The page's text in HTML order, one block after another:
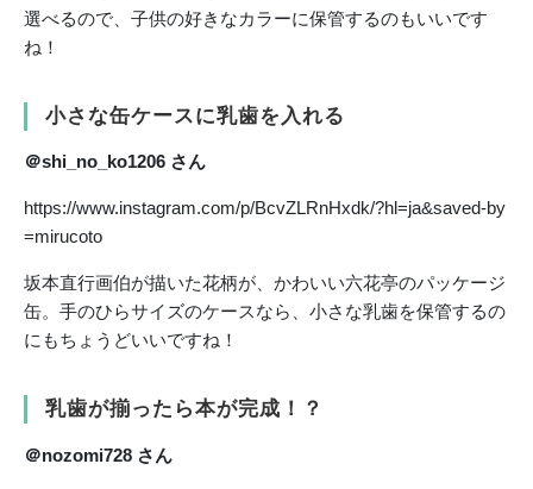
選べるので、子供の好きなカラーに保管するのもいいです
ね！
小さな缶ケースに乳歯を入れる
＠shi_no_ko1206 さん
https://www.instagram.com/p/BcvZLRnHxdk/?hl=ja&saved-by
=mirucoto
坂本直行画伯が描いた花柄が、かわいい六花亭のパッケージ
缶。手のひらサイズのケースなら、小さな乳歯を保管するの
にもちょうどいいですね！
乳歯が揃ったら本が完成！？
＠nozomi728 さん